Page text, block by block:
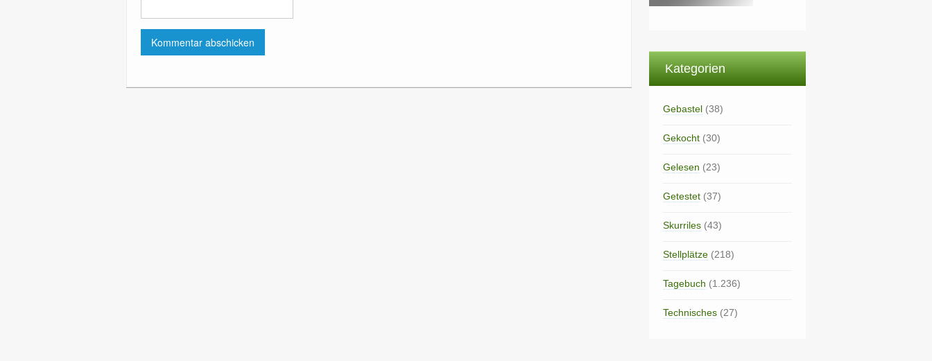
Kategorien
Gebastel(38)
Gekocht(30)
Gelesen (23)
Getestet(37)
Skurriles(43)
Stellplätze(218)
Tagebuch (1.236)
Technisches(27)